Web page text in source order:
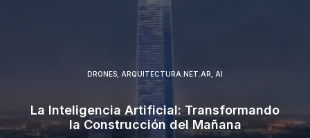
DRONES ARQUITECTURA.NET.AR AI
La Inteligencia Artificial: Transformando
la Construcción del Mañana